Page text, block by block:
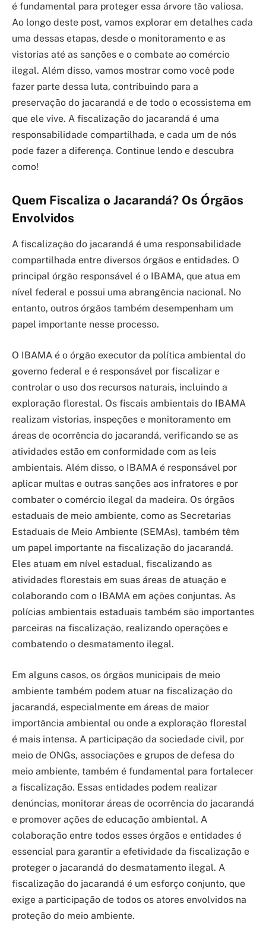
é fundamental para proteger essa árvore tão valiosa.
Ao longo deste post, vamos explorar em detalhes cada
uma dessas etapas, desde o monitoramento e as
vistorias até as sanções e o combate ao comércio
ilegal. Além disso, vamos mostrar como você pode
fazer parte dessa luta, contribuindo para a
preservação do jacarandá e de todo o ecossistema em
que ele vive. A fiscalização do jacarandá é uma
responsabilidade compartilhada, e cada um de nós
pode fazer a diferença. Continue lendo e descubra
como!
Quem Fiscaliza o Jacarandá? Os Órgãos
Envolvidos
A fiscalização do jacarandá é uma responsabilidade
compartilhada entre diversos órgãos e entidades. O
principal órgão responsável é o IBAMA, que atua em
nível federal e possui uma abrangência nacional. No
entanto, outros órgãos também desempenham um
papel importante nesse processo.
O IBAMA é o órgão executor da política ambiental do
governo federal e é responsável por fiscalizar e
controlar o uso dos recursos naturais, incluindo a
exploração florestal. Os fiscais ambientais do IBAMA
realizam vistorias, inspeções e monitoramento em
áreas de ocorrência do jacarandá, verificando se as
atividades estão em conformidade com as leis
ambientais. Além disso, o IBAMA é responsável por
aplicar multas e outras sanções aos infratores e por
combater o comércio ilegal da madeira. Os órgãos
estaduais de meio ambiente, como as Secretarias
Estaduais de Meio Ambiente (SEMAs), também têm
um papel importante na fiscalização do jacarandá.
Eles atuam em nível estadual, fiscalizando as
atividades florestais em suas áreas de atuação e
colaborando com o IBAMA em ações conjuntas. As
polícias ambientais estaduais também são importantes
parceiras na fiscalização, realizando operações e
combatendo o desmatamento ilegal.
Em alguns casos, os órgãos municipais de meio
ambiente também podem atuar na fiscalização do
jacarandá, especialmente em áreas de maior
importância ambiental ou onde a exploração florestal
é mais intensa. A participação da sociedade civil, por
meio de ONGs, associações e grupos de defesa do
meio ambiente, também é fundamental para fortalecer
a fiscalização. Essas entidades podem realizar
denúncias, monitorar áreas de ocorrência do jacarandá
e promover ações de educação ambiental. A
colaboração entre todos esses órgãos e entidades é
essencial para garantir a efetividade da fiscalização e
proteger o jacarandá do desmatamento ilegal. A
fiscalização do jacarandá é um esforço conjunto, que
exige a participação de todos os atores envolvidos na
proteção do meio ambiente.